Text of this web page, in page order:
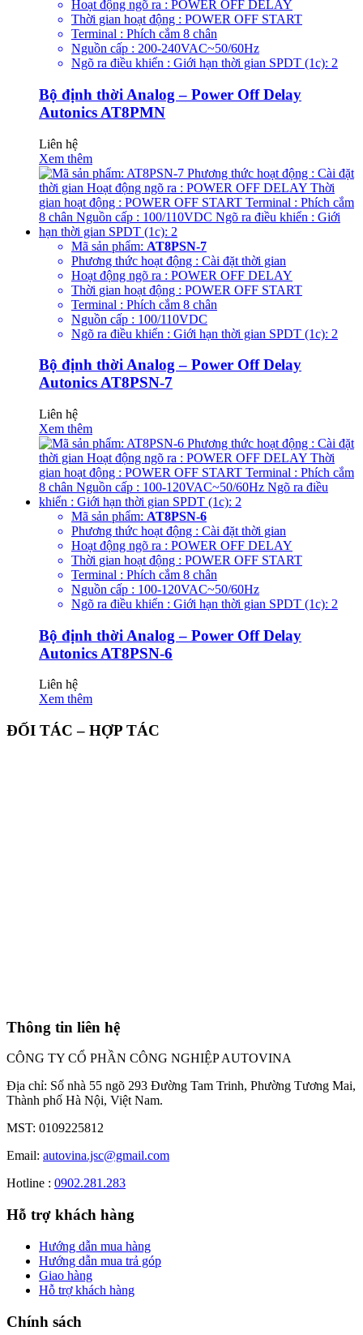
Hoạt động ngõ ra : POWER OFF DELAY
Thời gian hoạt động : POWER OFF START
Terminal : Phích cắm 8 chân
Nguồn cấp : 200-240VAC~50/60Hz
Ngõ ra điều khiển : Giới hạn thời gian SPDT (1c): 2
Bộ định thời Analog – Power Off Delay
Autonics AT8PMN
Liên hệ
Xem thêm
Mã sản phẩm: AT8PSN-7
Phương thức hoạt động : Cài đặt thời gian
Hoạt động ngõ ra : POWER OFF DELAY
Thời gian hoạt động : POWER OFF START
Terminal : Phích cắm 8 chân
Nguồn cấp : 100/110VDC
Ngõ ra điều khiển : Giới hạn thời gian SPDT (1c): 2
Bộ định thời Analog – Power Off Delay
Autonics AT8PSN-7
Liên hệ
Xem thêm
Mã sản phẩm: AT8PSN-6
Phương thức hoạt động : Cài đặt thời gian
Hoạt động ngõ ra : POWER OFF DELAY
Thời gian hoạt động : POWER OFF START
Terminal : Phích cắm 8 chân
Nguồn cấp : 100-120VAC~50/60Hz
Ngõ ra điều khiển : Giới hạn thời gian SPDT (1c): 2
Bộ định thời Analog – Power Off Delay
Autonics AT8PSN-6
Liên hệ
Xem thêm
ĐỐI TÁC – HỢP TÁC
Thông tin liên hệ
CÔNG TY CỔ PHẦN CÔNG NGHIỆP AUTOVINA
Địa chỉ: Số nhà 55 ngõ 293 Đường Tam Trinh, Phường Tương Mai,
Thành phố Hà Nội, Việt Nam.
MST: 0109225812
Email: autovina.jsc@gmail.com
Hotline : 0902.281.283
Hỗ trợ khách hàng
Hướng dẫn mua hàng
Hướng dẫn mua trả góp
Giao hàng
Hỗ trợ khách hàng
Chính sách